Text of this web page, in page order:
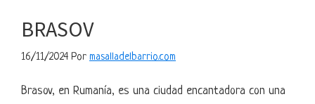
rutas
BRASOV
16/11/2024 Por masalladelbarrio.com
Brasov, en Rumanía, es una ciudad encantadora con una